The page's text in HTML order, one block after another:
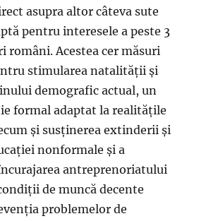
asupra altor câteva sute
pentru interesele a peste 3
români. Acestea cer măsuri
stimularea natalității și
demografic actual, un
formal adaptat la realitățile
și susținerea extinderii și
nonformale și a
antreprenoriatului
de muncă decente
problemelor de